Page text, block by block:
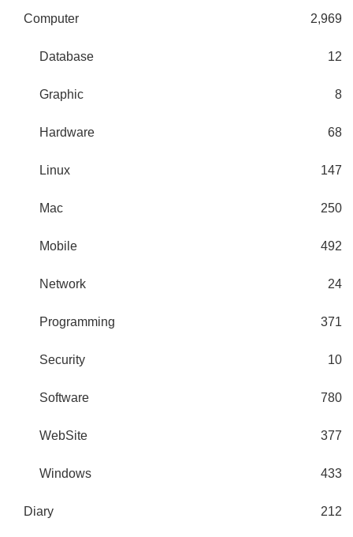
Computer 2,969
Database 12
Graphic 8
Hardware 68
Linux 147
Mac 250
Mobile 492
Network 24
Programming 371
Security 10
Software 780
WebSite 377
Windows 433
Diary 212